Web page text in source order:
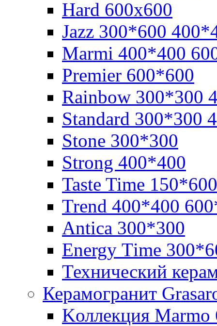
Hard 600x600
Jazz 300*600
Marmi 400*400
Premier 600*600
Rainbow 300*300
Standard 300*300
Stone 300*300
Strong 400*400
Taste Time
Trend 400*400
Аntica 300*300
Еnergy Тime
Технический
Керамогранит
Kоллекция